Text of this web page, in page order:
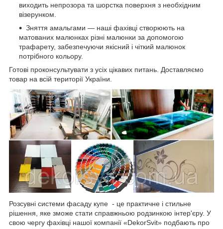
виходить непрозора та шорстка поверхня з необхідним
візерунком.
Зняття амальгами — наші фахівці створюють на
матованих малюнках різні малюнки за допомогою
трафарету, забезпечуючи якісний і чіткий малюнок
потрібного кольору.
Готові проконсультувати з усіх цікавих питань. Доставляємо
товар на всій території України.
Розсувні системи фасаду купе - це практичне і стильне
рішення, яке зможе стати справжньою родзинкою інтер'єру. У
свою чергу фахівці нашої компанії «DekorSvit» подбають про